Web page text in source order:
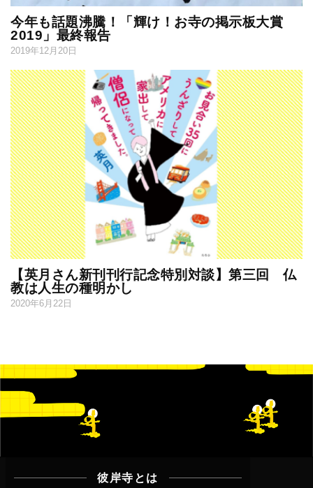
今年も話題沸騰！「輝け！お寺の掲示板大賞
2019」最終報告
2019年12月20日
【英月さん新刊刊行記念特別対談】第三回 仏
教は人生の種明かし
2020年6月22日
彼岸寺とは